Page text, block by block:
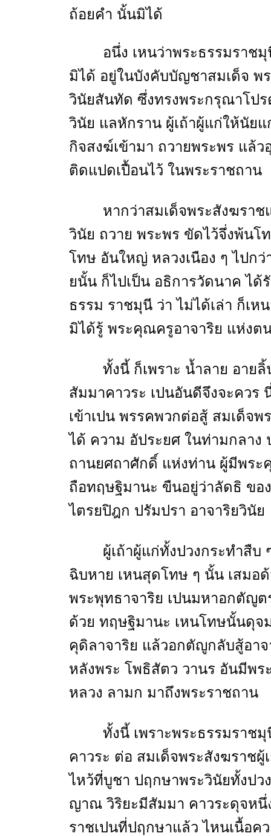
ถ้อยคำ นั้นมิได้
อนึ่ง เหนว่าพระธรรมราชมุนี
มิได้ อยู่ในบังคับบัญชาสมเด็จ พ
วินัยสันทัด ซึ่งทรงพระกรุณาโป
วินัย แลหักราน ผู้เถ้าผู้แก่ให้นัย
กิจสงฆ์เข้ามา ถวายพระพร แล้
ติดแปดเปื้อนไว้ ในพระราชถาน
หากว่าสมเด็จพระสังฆรา
วินัย ถวาย พระพร ขัดไว้จึ่งพ้น
โทษ อันใหญ่ หลวงเนือง ๆ ไปก
ยนั้น ก็ไปเป็น อธิการวัดนาค ไ
ธรรม ราชมุนี ว่า ไม่ได้เล่า ก็เ
มิได้รู้ พระคุณครูอาจาริย แห่งต
ทั้งนี้ ก็เพราะ น้ำลาย อาย
สัมมาคาวระ เปนอันดีจึงจะคว
เข้าเปน พรรคพวกต่อสู้ สมเด็จ
ได้ ความ อัประยศ ในท่ามกลา
ถานยศถาศักดิ์ แห่งท่าน ผู้มีพร
ถือทฤษฐิมานะ ขืนอยู่ว่าลัดธิ ขอ
ไตรยปิฎก ปรัมปรา อาจาริยวินัย
ผู้เถ้าผู้แก่ทั้งปวงกระทำสื
ฉิบหาย เหนสุดโทษ ๆ นั้น เสมอ
พระพุทธาจาริย เปนมหาอกตัญู
ด้วย ทฤษฐิมานะ เหนโทษนั้นดุ
คุดิลาจาริย แล้วอกตัญูกลับสู้อา
หลังพระ โพธิสัตว วานร อันมีพ
หลวง ลามก มาถึงพระราชถาน
ทั้งนี้ เพราะพระธรรมรา
คาวระ ต่อ สมเด็จพระสังฆราช
ไหว้ที่บูชา ปฤกษาพระวินัยทั้งปว
ญาณ วิริยะมีสัมมา คาวระดุจหนึ่
ราชเปนที่ปฤกษาแล้ว ไหนเนื้อค